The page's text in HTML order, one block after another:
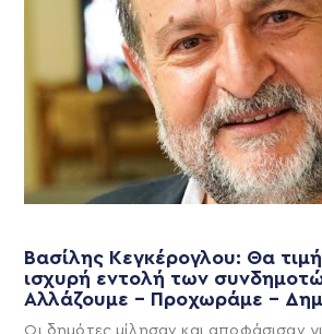
Βασίλης Κεγκέρογλου: Θα
ισχυρή εντολή των
Αλλάζουμε – Προχωράμε –
Οι δημότες μίλησαν και αποφάσισαν